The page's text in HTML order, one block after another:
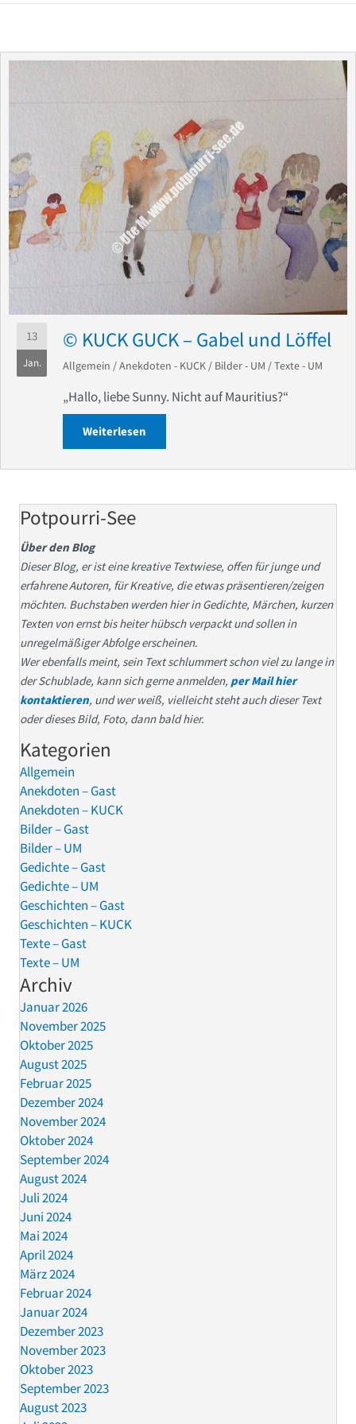
13
Jan.
© KUCK GUCK – Gabel und Löffel
Allgemein /Anekdoten - KUCK / Bilder - UM /Texte - UM
„Hallo, liebe Sunny. Nicht auf Mauritius?“
Weiterlesen
Potpourri-See
Über den Blog
Dieser Blog, er ist eine kreative Textwiese, offen für junge und
erfahrene Autoren, für Kreative, die etwas präsentieren/zeigen
möchten. Buchstaben werden hier in Gedichte, Märchen, kurzen
Texten von ernst bis heiter hübsch verpackt und sollen in
unregelmäßiger Abfolge erscheinen.
Wer ebenfalls meint, sein Text schlummert schon viel zu lange in
der Schublade, kann sich gerne anmelden, per Mail hier
kontaktieren, und wer weiß, vielleicht steht auch dieser Text
oder dieses Bild, Foto, dann bald hier.
Kategorien
Allgemein
Anekdoten – Gast
Anekdoten – KUCK
Bilder – Gast
Bilder – UM
Gedichte – Gast
Gedichte – UM
Geschichten – Gast
Geschichten – KUCK
Texte – Gast
Texte – UM
Archiv
Januar 2026
November 2025
Oktober 2025
August 2025
Februar 2025
Dezember 2024
November 2024
Oktober 2024
September 2024
August 2024
Juli 2024
Juni 2024
Mai 2024
April 2024
März 2024
Februar 2024
Januar 2024
Dezember 2023
November 2023
Oktober 2023
September 2023
August 2023